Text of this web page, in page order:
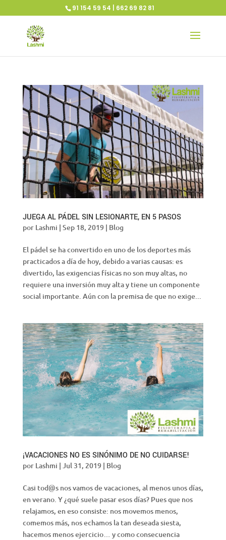
91 154 59 54 | 662 69 82 81
JUEGA AL PÁDEL SIN LESIONARTE, EN 5 PASOS
por Lashmi | Sep 18, 2019| Blog
El pádel se ha convertido en uno de los deportes más
practicados a día de hoy, debido a varias causas: es
divertido, las exigencias físicas no son muy altas, no
requiere una inversión muy alta y tiene un componente
social importante. Aún con la premisa de que no exige...
¡VACACIONES NO ES SINÓNIMO DE NO CUIDARSE!
por Lashmi | Jul 31, 2019| Blog
Casi tod@s nos vamos de vacaciones, al menos unos días,
en verano. Y ¿qué suele pasar esos días? Pues que nos
relajamos, en eso consiste: nos movemos menos,
comemos más, nos echamos la tan deseada siesta,
hacemos menos ejercicio… y como consecuencia